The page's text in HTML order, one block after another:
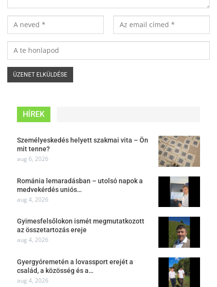
HÍREK
Személyeskedés helyett szakmai vita – Ön
mit tenne?
aug 6, 2026
Románia lemaradásban – utolsó napok a
medvekérdés uniós…
aug 4, 2026
Gyimesfelsőlokon ismét megmutatkozott
az összetartozás ereje
aug 4, 2026
Gyergyóremetén a lovassport erejét a
család, a közösség és a…
aug 4, 2026